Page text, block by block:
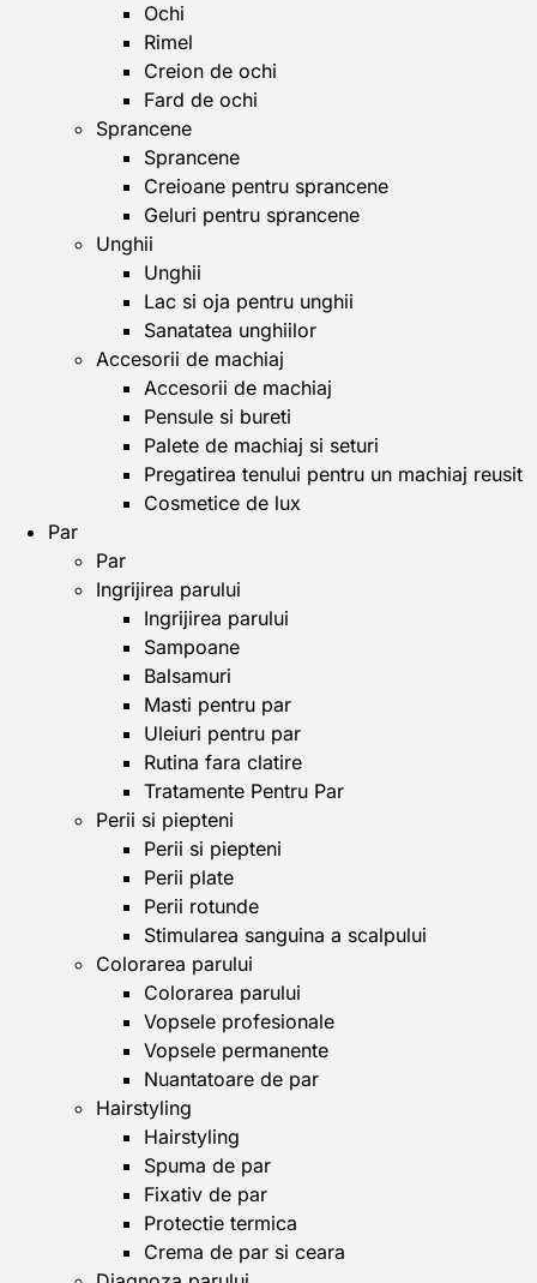
Ochi
Rimel
Creion de ochi
Fard de ochi
Sprancene
Sprancene
Creioane pentru sprancene
Geluri pentru sprancene
Unghii
Unghii
Lac si oja pentru unghii
Sanatatea unghiilor
Accesorii de machiaj
Accesorii de machiaj
Pensule si bureti
Palete de machiaj si seturi
Pregatirea tenului pentru un machiaj reusit
Cosmetice de lux
Par
Par
Ingrijirea parului
Ingrijirea parului
Sampoane
Balsamuri
Masti pentru par
Uleiuri pentru par
Rutina fara clatire
Tratamente Pentru Par
Perii si piepteni
Perii si piepteni
Perii plate
Perii rotunde
Stimularea sanguina a scalpului
Colorarea parului
Colorarea parului
Vopsele profesionale
Vopsele permanente
Nuantatoare de par
Hairstyling
Hairstyling
Spuma de par
Fixativ de par
Protectie termica
Crema de par si ceara